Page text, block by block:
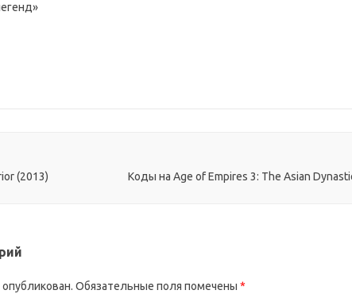
(2013) Коды на Age of Empires 3: The Asian
Обязательные поля помечены *